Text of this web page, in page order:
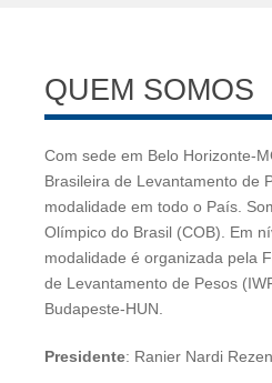
QUEM SOMOS
Com sede em Belo Horizonte-
Brasileira de Levantamento de
modalidade em todo o País.
Olímpico do Brasil (COB). Em
modalidade é organizada pela
de Levantamento de Pesos
Budapeste-HUN.
Presidente: Ranier Nardi